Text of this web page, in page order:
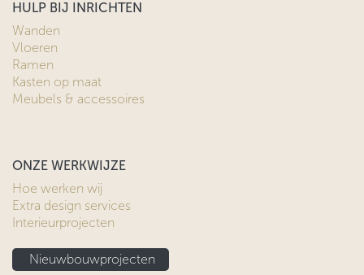
HULP BIJ INRICHTEN
Wanden
Vloeren
Ramen
Kasten op maat
Meubels & accessoires
ONZE WERKWIJZE
Hoe werken wij
Extra design services
Interieurprojecten
Nieuwbouwprojecten